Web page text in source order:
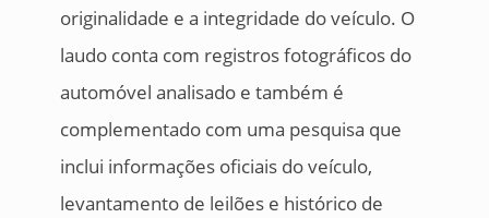
originalidade e a integridade do veículo. O
laudo conta com registros fotográficos do
automóvel analisado e também é
complementado com uma pesquisa que
inclui informações oficiais do veículo,
levantamento de leilões e histórico de